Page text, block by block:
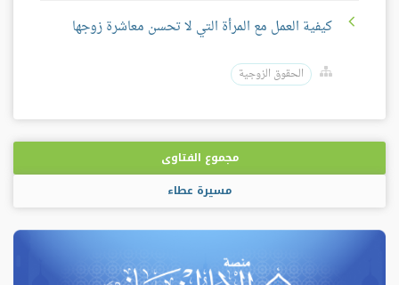
كيفية العمل مع المرأة التي لا تحسن معاشرة زوجها
الحقوق الزوجية
مجموع الفتاوى
مسيرة عطاء